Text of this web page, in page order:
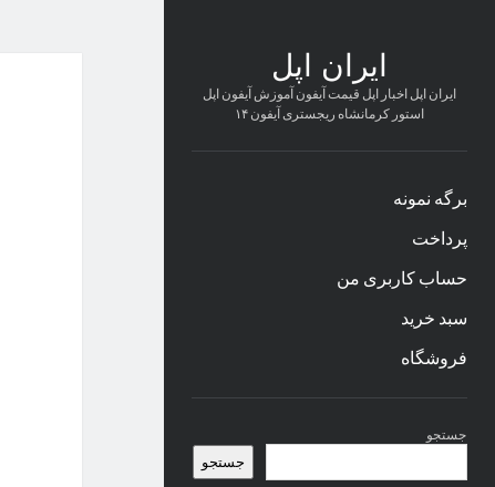
ایران اپل
ایران اپل اخبار اپل قیمت آیفون آموزش آیفون اپل
استور کرمانشاه ریجستری آیفون ۱۴
برگه نمونه
پرداخت
حساب کاربری من
سبد خرید
فروشگاه
کناری
جستجو
جستجو